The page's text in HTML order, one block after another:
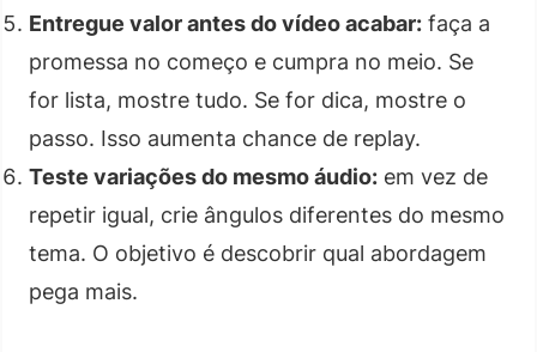
Entregue valor antes do vídeo acabar: faça a
promessa no começo e cumpra no meio. Se
for lista, mostre tudo. Se for dica, mostre o
passo. Isso aumenta chance de replay.
Teste variações do mesmo áudio: em vez de
repetir igual, crie ângulos diferentes do mesmo
tema. O objetivo é descobrir qual abordagem
pega mais.